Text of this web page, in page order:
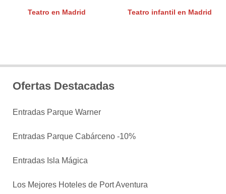
Teatro en Madrid Teatro infantil en Madrid
Ofertas Destacadas
Entradas Parque Warner
Entradas Parque Cabárceno -10%
Entradas Isla Mágica
Los Mejores Hoteles de Port Aventura